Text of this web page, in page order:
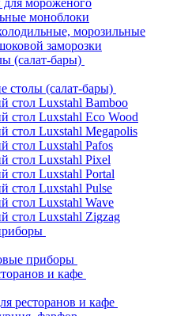
мороженого
моноблоки
морозильные
заморозки
(салат-бары)
столы (салат-бары)
стол Luxstahl Bamboo
стол Luxstahl Eco Wood
стол Luxstahl Megapolis
стол Luxstahl Pafos
стол Luxstahl Pixel
стол Luxstahl Portal
стол Luxstahl Pulse
стол Luxstahl Wave
стол Luxstahl Zigzag
приборы
и кафе
ресторанов и кафе